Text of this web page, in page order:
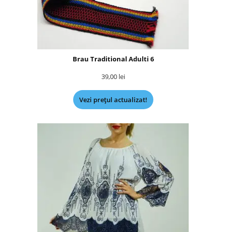
Brau Traditional Adulti 6
39,00 lei
Vezi prețul actualizat!